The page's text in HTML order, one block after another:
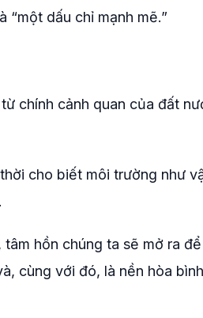
dấu chỉ mạnh mẽ.”
chính cảnh quan của đất
cho biết môi trường như
hồn chúng ta sẽ mở ra
cùng với đó, là nền hòa